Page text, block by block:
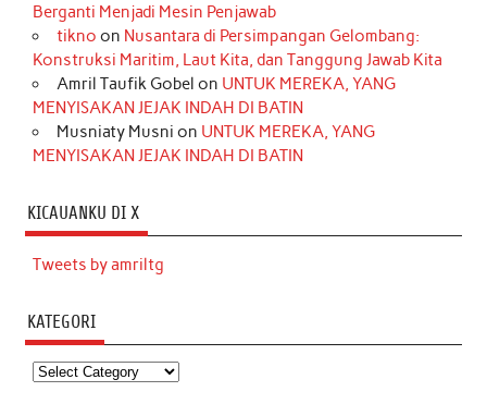
Berganti Menjadi Mesin Penjawab
tikno on Nusantara di Persimpangan Gelombang:
Konstruksi Maritim, Laut Kita, dan Tanggung Jawab Kita
Amril Taufik Gobel on UNTUK MEREKA, YANG
MENYISAKAN JEJAK INDAH DI BATIN
Musniaty Musni on UNTUK MEREKA, YANG
MENYISAKAN JEJAK INDAH DI BATIN
KICAUANKU DI X
Tweets by amriltg
KATEGORI
Kategori